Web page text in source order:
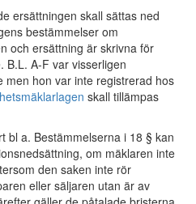
ersättningen skall sättas ned
bestämmelser om
och ersättning är skrivna för
B.L. A-F var visserligen
men hon var inte registrerad hos
skall tillämpas
bl a. Bestämmelserna i 18 § kan
om mäklaren inte
den saken inte rör
eller säljaren utan är av